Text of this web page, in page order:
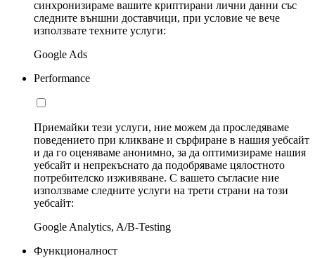
синхронизираме вашите криптирани лични данни със
следните външни доставчици, при условие че вече
използвате техните услуги:
Google Ads
Performance
Приемайки тези услуги, ние можем да проследяваме
поведението при кликване и сърфиране в нашия уебсайт
и да го оценяваме анонимно, за да оптимизираме нашия
уебсайт и непрекъснато да подобряваме цялостното
потребителско изживяване. С вашето съгласие ние
използваме следните услуги на трети страни на този
уебсайт:
Google Analytics, A/B-Testing
Функционалност